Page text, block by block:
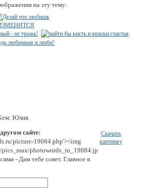
на эту тему:
Юлия.
сайте:
picture-19084.php'><img
photowords_ru_19084.jp
- Дам тебе совет. Главное в
Скачать
картинку